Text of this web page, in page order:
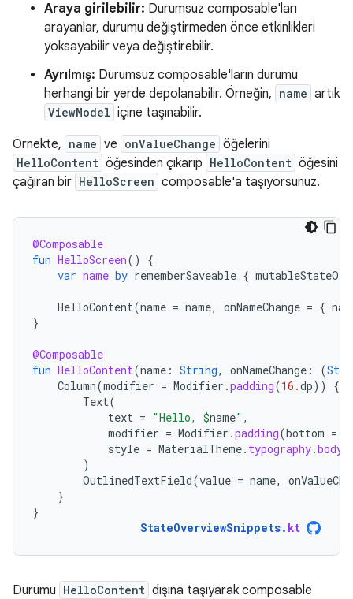
Araya girilebilir: Durumsuz composable'ları
arayanlar, durumu değiştirmeden önce etkinlikleri
yoksayabilir veya değiştirebilir.
Ayrılmış: Durumsuz composable'ların durumu
herhangi bir yerde depolanabilir. Örneğin, name artık
ViewModel içine taşınabilir.
Örnekte, name ve onValueChange öğelerini
HelloContent öğesinden çıkarıp HelloContent öğesini
çağıran bir HelloScreen composable'a taşıyorsunuz.
@Composable
fun HelloScreen()
{
var name by rememberSaveable { mutableStateOf
HelloContent(name = name, onNameChange = {
}
@Composable
fun HelloContent(name : String, onNameChange : (
Column(modifier = Modifier .padding(16.dp))
{
Text(
text = "Hello, $name" ,
modifier = Modifier .padding(bottom =
style = MaterialTheme. typography.
)
OutlinedTextField(value = name,
}
}
StateOverviewSnippets. kt
Durumu HelloContent dışına taşıyarak composable